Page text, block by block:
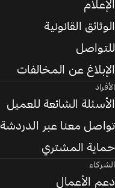
الإعلام
الوثائق القانونية
للتواصل
الإبلاغ عن المخالفات
الأفراد
الأسئلة الشائعة للعميل
تواصل معنا عبر الدردشة
حماية المشتري
الشركاء
دعم الأعمال